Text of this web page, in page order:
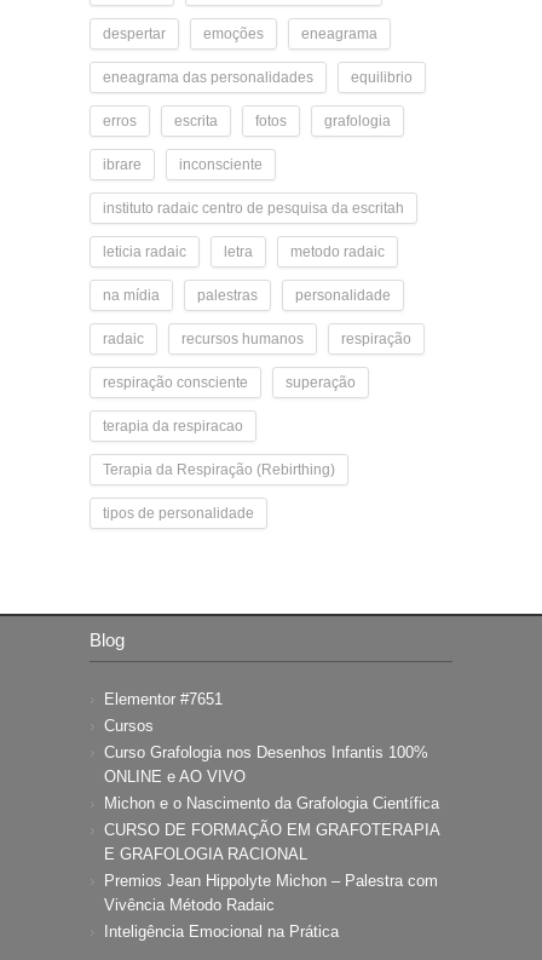
despertar emoções eneagrama
eneagrama das personalidades equilibrio
erros escrita fotos grafologia
ibrare inconsciente
instituto radaic centro de pesquisa da escritah
leticia radaic letra metodo radaic
na mídia palestras personalidade
radaic recursos humanos respiração
respiração consciente superação
terapia da respiracao
Terapia da Respiração (Rebirthing)
tipos de personalidade
Blog
Elementor #7651
Cursos
Curso Grafologia nos Desenhos Infantis 100%
ONLINE e AO VIVO
Michon e o Nascimento da Grafologia Científica
CURSO DE FORMAÇÃO EM GRAFOTERAPIA
E GRAFOLOGIA RACIONAL
Premios Jean Hippolyte Michon – Palestra com
Vivência Método Radaic
Inteligência Emocional na Prática